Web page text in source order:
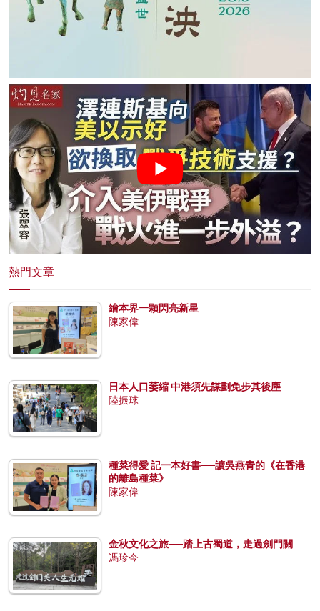
熱門文章
繪本界一顆閃亮新星
陳家偉
日本人口萎縮 中港須先謀劃免步其後塵
陸振球
種菜得愛 記一本好書──讀吳燕青的《在香港
的離島種菜》
陳家偉
金秋文化之旅──踏上古蜀道，走過劍門關
馮珍今